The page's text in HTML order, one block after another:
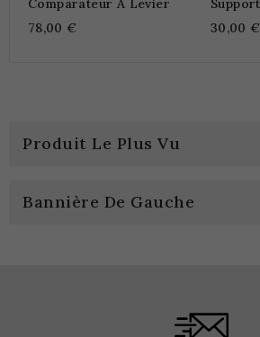
Comparateur À Levier
78,00 €
30,00 €
Produit Le Plus Vu
Bannière De Gauche